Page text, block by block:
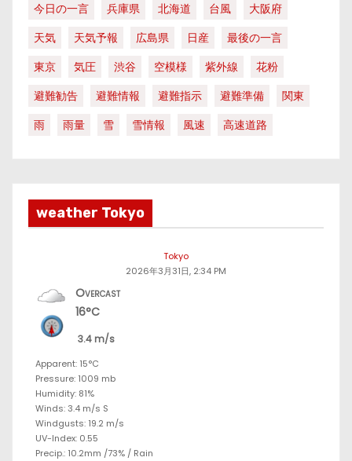
今日の一言
兵庫県 北海道 台風
大阪府
天気
天気予報 広島県 日産
最後の一言
東京
気圧 渋谷 空模様 紫外線
花粉
避難勧告
避難情報 避難指示 避難準備
関東
雨
雨量 雪 雪情報 風速 高速道路
weather Tokyo
Tokyo
2026年3月31日, 2:34 PM
Overcast
16°C
3.4 m/s
Apparent: 15°C
Pressure: 1009 mb
Humidity: 81%
Winds: 3.4 m/s S
Windgusts: 19.2 m/s
UV-Index: 0.55
Precip.: 10.2mm /73% / Rain